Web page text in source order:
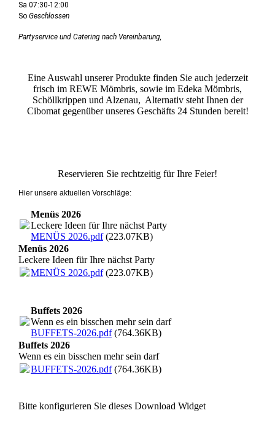
Sa 07:30-12:00
So Geschlossen
Partyservice und Catering nach Vereinbarung,
Eine Auswahl unserer Produkte finden Sie auch jederzeit
frisch im REWE Mömbris, sowie im Edeka Mömbris,
Schöllkrippen und Alzenau, Alternativ steht Ihnen der
Cibomat gegenüber unseres Geschäfts 24 Stunden bereit!
Reservieren Sie rechtzeitig für Ihre Feier!
Hier unsere aktuellen Vorschläge:
Menüs 2026
Leckere Ideen für Ihre nächst Party
MENÜS 2026.pdf(223.07KB)
Menüs 2026
Leckere Ideen für Ihre nächst Party
MENÜS 2026.pdf(223.07KB)
Buffets 2026
Wenn es ein bisschen mehr sein darf
BUFFETS-2026.pdf(764.36KB)
Buffets 2026
Wenn es ein bisschen mehr sein darf
BUFFETS-2026.pdf(764.36KB)
Bitte konfigurieren Sie dieses Download Widget